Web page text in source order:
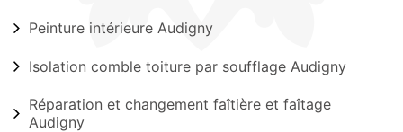
Peinture intérieure Audigny
Isolation comble toiture par soufflage Audigny
Réparation et changement faîtière et faîtage
Audigny